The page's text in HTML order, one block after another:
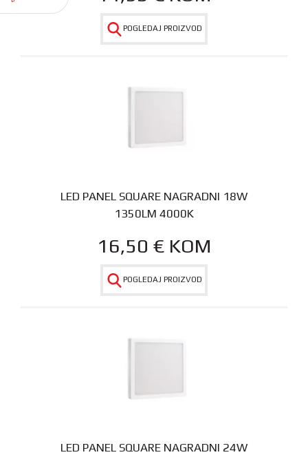
POGLEDAJ PROIZVOD
LED PANEL SQUARE NAGRADNI 18W
1350LM 4000K
16,50 € KOM
POGLEDAJ PROIZVOD
LED PANEL SQUARE NAGRADNI 24W